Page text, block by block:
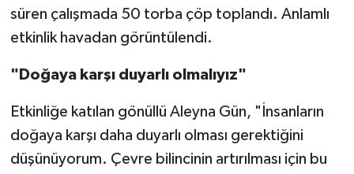
süren çalışmada 50 torba çöp toplandı. Anlamlı
etkinlik havadan görüntülendi.
"Doğaya karşı duyarlı olmalıyız"
Etkinliğe katılan gönüllü Aleyna Gün, "İnsanların
doğaya karşı daha duyarlı olması gerektiğini
düşünüyorum. Çevre bilincinin artırılması için bu